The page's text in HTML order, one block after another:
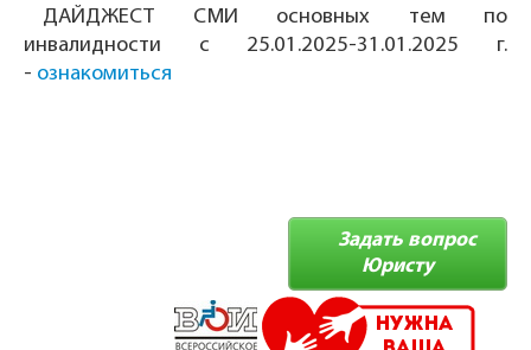
ДАЙДЖЕСТ СМИ основных тем по
инвалидности с 25.01.2025-31.01.2025 г.
- ознакомиться
Задать вопрос
Юристу